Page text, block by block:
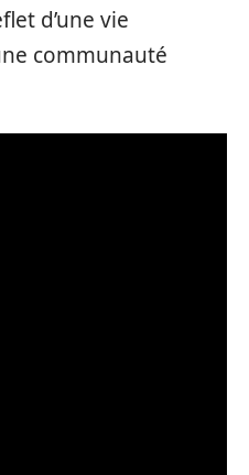
d’une vie
communauté